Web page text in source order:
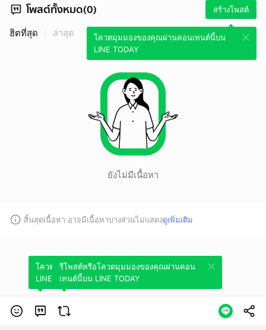
โพสต์ทั้งหมด(0) สร้างโพสต์
โควตมุมมองของคุณผ่านคอนเทนต์นี้บน
LINE TODAY
ฮิตที่สุด ล่าสุด
ยังไม่มีเนื้อหา
สิ้นสุดเนื้อหา อาจมีเนื้อหาบางส่วนไม่แสดงดูเพิ่มเติม
โควตมุมมองของคุณผ่านคอนเทนต์นี้บน
LINE TODAY
รีโพสต์หรือโควตมุมมองของคุณผ่านคอน
เทนต์นี้บน LINE TODAY